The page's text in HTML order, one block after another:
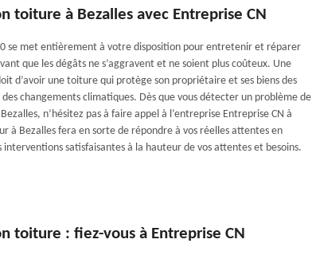
toiture à Bezalles avec Entreprise CN
se met entièrement à votre disposition pour entretenir et réparer
que les dégâts ne s’aggravent et ne soient plus coûteux. Une
d’avoir une toiture qui protège son propriétaire et ses biens des
changements climatiques. Dès que vous détecter un problème de
n’hésitez pas à faire appel à l’entreprise Entreprise CN à
à Bezalles fera en sorte de répondre à vos réelles attentes en
interventions satisfaisantes à la hauteur de vos attentes et besoins.
toiture : fiez-vous à Entreprise CN